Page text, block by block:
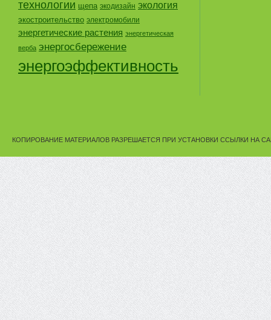
технологии щепа экодизайн экология
экостроительство электромобили
энергетические растения энергетическая
верба энергосбережение
энергоэффективность
КОПИРОВАНИЕ МАТЕРИАЛОВ РАЗРЕШАЕТСЯ ПРИ УСТАНОВКИ ССЫЛКИ НА САЙТ